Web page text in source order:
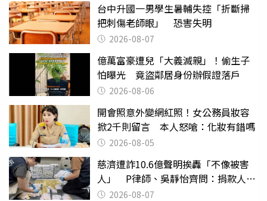
台中升國一男學生暑輔失控「折斷掃
把刺傷老師眼」 恐害失明
2026-08-07
億萬富豪遭兒「大義滅親」！偷生子
怕曝光 竟盜鄰居身份辦假證落戶
2026-08-06
開會照意外變網紅照！女公務員妝容
掀2千則留言 本人怒嗆：化妝有錯嗎
2026-08-05
慈濟遭詐10.6億聲明挨轟「不像被害
人」 P律師、吳靜怡齊問：捐款人有
權知道真相
2026-08-07